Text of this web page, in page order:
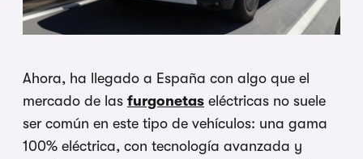
Ahora, ha llegado a España con algo que el
mercado de las furgonetas eléctricas no suele
ser común en este tipo de vehículos: una gama
100% eléctrica, con tecnología avanzada y